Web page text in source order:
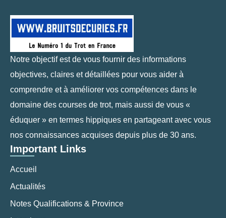
Notre objectif est de vous fournir des informations
objectives, claires et détaillées pour vous aider à
comprendre et à améliorer vos compétences dans le
domaine des courses de trot, mais aussi de vous «
éduquer » en termes hippiques en partageant avec vous
nos connaissances acquises depuis plus de 30 ans.
Important Links
Accueil
Actualités
Notes Qualifications & Province